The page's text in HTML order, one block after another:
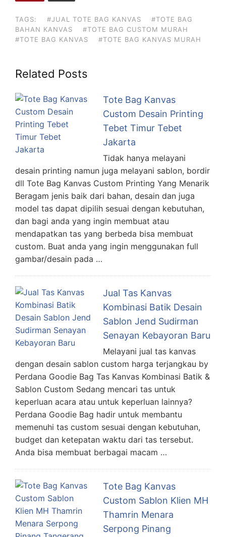
TAGS: #JUAL TOTE BAG KANVAS
#TOTE BAG
BAHAN KANVAS
#TOTE BAG CUSTOM MURAH
#TOTE BAG KANVAS
#TOTE BAG KANVAS MURAH
Related Posts
Tote Bag Kanvas
Custom Desain Printing
Tebet Timur Tebet
Jakarta
Tidak hanya melayani
desain printing namun juga melayani sablon, bordir
dll Tote Bag Kanvas Custom Printing Yang Menarik
Beragam jenis baik dari bahan, desain dan juga
model tas dapat dipilih sesuai dengan kebutuhan,
dan bagi anda yang ingin membuat atau
mendapatkan tas yang berbeda bisa membuat
custom. Buat anda yang ingin menggunakan full
gambar/desain pada …
Jual Tas Kanvas
Kombinasi Batik Desain
Sablon Jend Sudirman
Senayan Kebayoran Baru
Melayani jual tas kanvas
dengan desain sablon custom harga terjangkau by
Perdana Goodie Bag Tas Kanvas Kombinasi Batik &
Sablon Custom Sedang mencari tas untuk
keperluan acara atau untuk keperluan lainnya?
Perdana Goodie Bag hadir untuk membantu
memenuhi tas custom sesuai dengan kebutuhan,
budget dan ketepatan waktu dari tas tersebut.
Anda bisa membuat berbagai macam …
Tote Bag Kanvas
Custom Sablon Klien MH
Thamrin Menara
Serpong Pinang